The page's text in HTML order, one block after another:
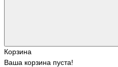
Корзина
Ваша корзина пуста!